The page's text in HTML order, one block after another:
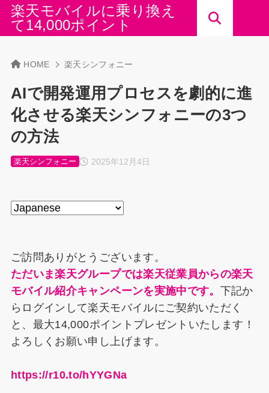
楽天モバイルに乗り換え
て14,000ポイント
HOME 楽天シンフォニー
AIで開発運用プロセスを劇的に進
化させる楽天シンフォニーの3つ
の方法
2025年12月4日
楽天シンフォニー
ご訪問ありがとうございます。
ただいま楽天グループでは楽天従業員からの楽天
モバイル紹介キャンペーンを実施中です。 下記か
らログインして楽天モバイルにご契約いただく
と、最大14,000ポイントプレゼントいたします！
よろしくお願い申し上げます。
https://r10.to/hYYGNa